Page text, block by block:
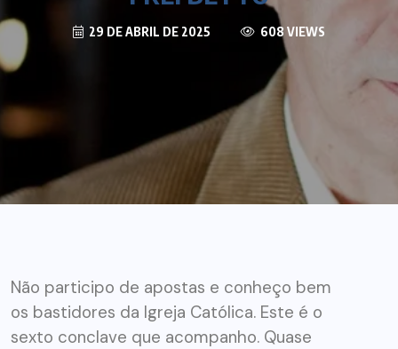
29 DE ABRIL DE 2025 608 VIEWS
Não participo de apostas e conheço bem
os bastidores da Igreja Católica. Este é o
sexto conclave que acompanho. Quase